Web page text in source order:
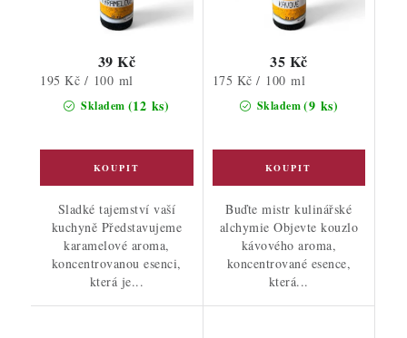
Skladem (12 ks)
39 Kč
Měrná
cena:
195 Kč / 100 ml
Sladké tajemství vaší
kuchyně Představujeme
karamelové aroma,
koncentrovanou esenci,
která je...
Skladem(9 ks)
35 Kč
Měrná
175 Kč / 100 ml
Buďte mistr kulinářské
alchymie Objevte kouzlo
kávového aroma,
koncentrované esence,
která...